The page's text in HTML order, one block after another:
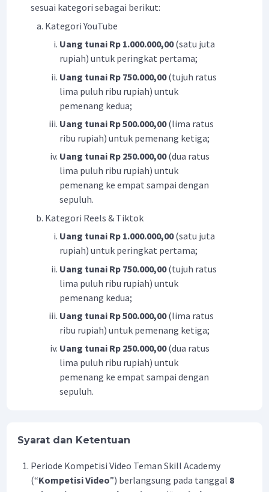
sesuai kategori sebagai berikut:
Kategori YouTube
Uang tunai Rp 1.000.000,00(satu juta
rupiah) untuk peringkat pertama;
Uang tunai Rp 750.000,00(tujuh ratus
lima puluh ribu rupiah) untuk
pemenang kedua;
Uang tunai Rp 500.000,00(lima ratus
ribu rupiah) untuk pemenang ketiga;
Uang tunai Rp 250.000,00(dua ratus
lima puluh ribu rupiah) untuk
pemenang ke empat sampai dengan
sepuluh.
Kategori Reels & Tiktok
Uang tunai Rp 1.000.000,00(satu juta
rupiah) untuk peringkat pertama;
Uang tunai Rp 750.000,00(tujuh ratus
lima puluh ribu rupiah) untuk
pemenang kedua;
Uang tunai Rp 500.000,00(lima ratus
ribu rupiah) untuk pemenang ketiga;
Uang tunai Rp 250.000,00(dua ratus
lima puluh ribu rupiah) untuk
pemenang ke empat sampai dengan
sepuluh.
Syarat dan Ketentuan
Periode Kompetisi Video Teman Skill Academy
(“Kompetisi Video”) berlangsung pada tanggal 8